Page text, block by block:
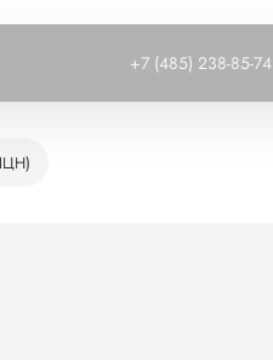
+7 (485) 238-85-74